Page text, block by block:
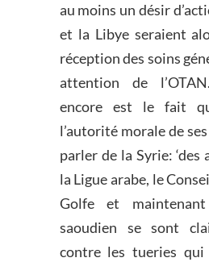
au moins un désir
et la Libye seraient
réception des soins
attention de
encore est le fait
l’autorité morale de
parler de la Syrie:
la Ligue arabe, le
Golfe et
saoudien se sont
contre les tueries